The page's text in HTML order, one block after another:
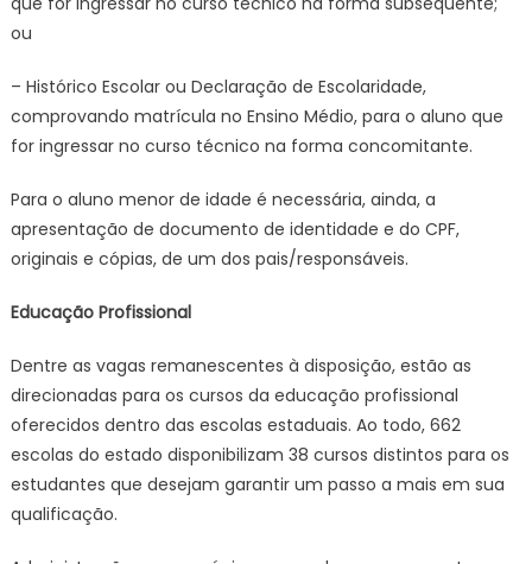
ou
– Histórico Escolar ou Declaração de Escolaridade,
comprovando matrícula no Ensino Médio, para o aluno que
for ingressar no curso técnico na forma concomitante.
Para o aluno menor de idade é necessária, ainda, a
apresentação de documento de identidade e do CPF,
originais e cópias, de um dos pais/responsáveis.
Educação Profissional
Dentre as vagas remanescentes à disposição, estão as
direcionadas para os cursos da educação profissional
oferecidos dentro das escolas estaduais. Ao todo, 662
escolas do estado disponibilizam 38 cursos distintos para os
estudantes que desejam garantir um passo a mais em sua
qualificação.